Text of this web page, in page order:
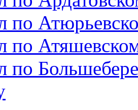
по
по
по